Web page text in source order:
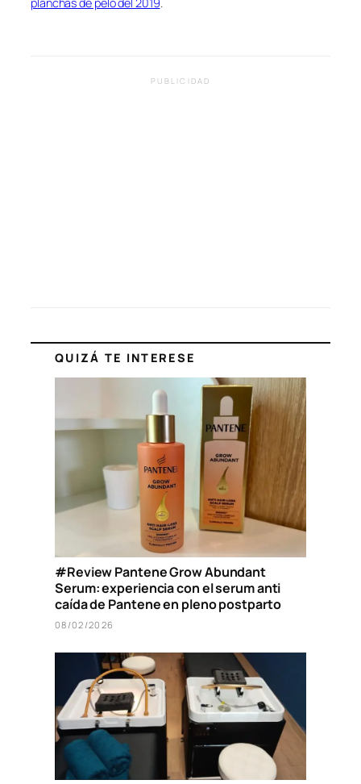
planchas de pelo del 2019.
PUBLICIDAD
QUIZÁ TE INTERESE
#Review Pantene Grow Abundant
Serum: experiencia con el serum anti
caída de Pantene en pleno postparto
08/02/2026